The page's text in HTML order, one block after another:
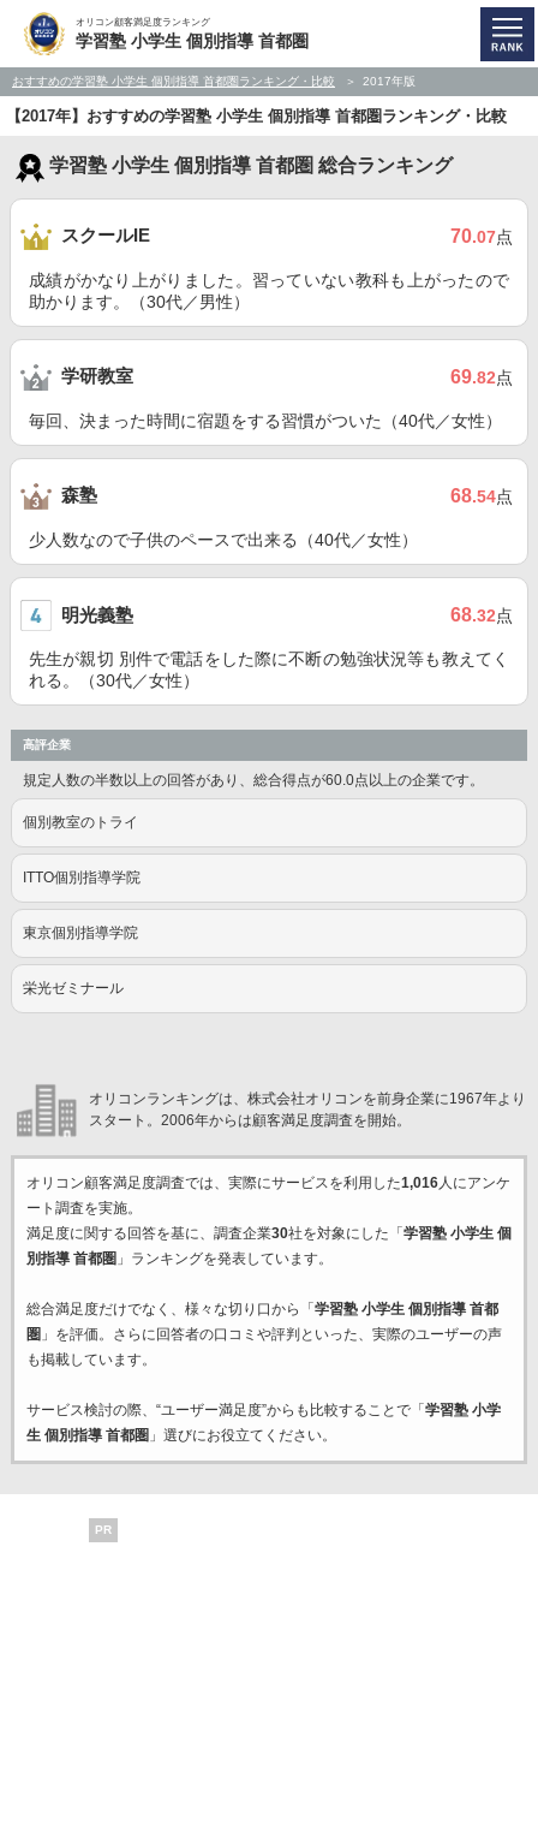
オリコン顧客満足度ランキング
学習塾 小学生 個別指導 首都圏
おすすめの学習塾 小学生 個別指導 首都圏ランキング・比較 2017年版
【2017年】おすすめの学習塾 小学生 個別指導 首都圏ランキング・比較
学習塾 小学生 個別指導 首都圏 総合ランキング
スクールIE 70.07点
成績がかなり上がりました。習っていない教科も上がったので
助かります。（30代／男性）
学研教室 69.82点
毎回、決まった時間に宿題をする習慣がついた（40代／女性）
森塾 68.54点
少人数なので子供のペースで出来る（40代／女性）
明光義塾 68.32点
先生が親切 別件で電話をした際に不断の勉強状況等も教えてく
れる。（30代／女性）
高評企業
規定人数の半数以上の回答があり、総合得点が60.0点以上の企業です。
個別教室のトライ
ITTO個別指導学院
東京個別指導学院
栄光ゼミナール
オリコンランキングは、株式会社オリコンを前身企業に1967年より
スタート。2006年からは顧客満足度調査を開始。
オリコン顧客満足度調査では、実際にサービスを利用した1,016人にアンケ
ート調査を実施。
満足度に関する回答を基に、調査企業30社を対象にした「 学習塾 小学生 個
別指導 首都圏 」ランキングを発表しています。
総合満足度だけでなく、様々な切り口から「 学習塾 小学生 個別指導 首都
圏 」を評価。さらに回答者の口コミや評判といった、実際のユーザーの声
も掲載しています。
サービス検討の際、“ユーザー満足度”からも比較することで「 学習塾 小学
生 個別指導 首都圏 」選びにお役立てください。
PR